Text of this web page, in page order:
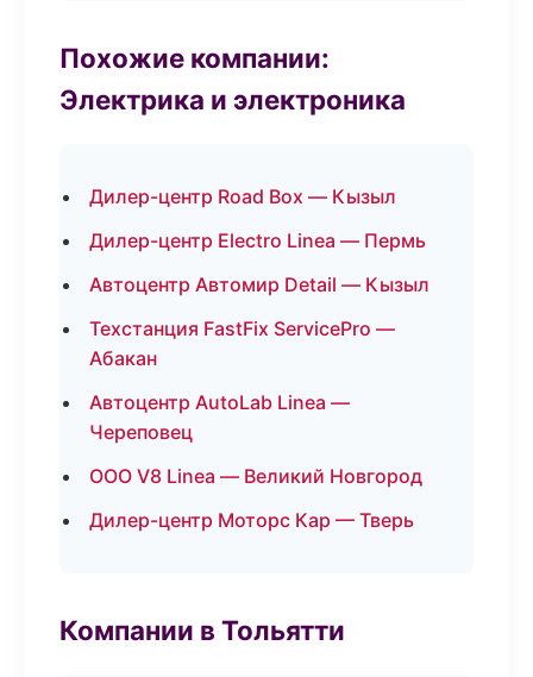
Похожие компании:
Электрика и электроника
Дилер-центр Road Box — Кызыл
Дилер-центр Electro Linea — Пермь
Автоцентр Автомир Detail — Кызыл
Техстанция FastFix ServicePro —
Абакан
Автоцентр AutoLab Linea —
Череповец
ООО V8 Linea — Великий Новгород
Дилер-центр Моторс Кар — Тверь
Компании в Тольятти